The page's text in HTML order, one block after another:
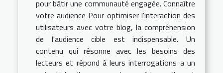
pour bâtir une communauté engagée. Connaître
votre audience Pour optimiser l'interaction des
utilisateurs avec votre blog, la compréhension
de l'audience cible est indispensable. Un
contenu qui résonne avec les besoins des
lecteurs et répond à leurs interrogations a un